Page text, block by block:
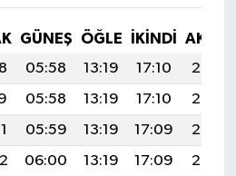
GÜNEŞ ÖĞLE İKINDI
05:58 13:19 17:10
20:30
05:58 13:19 17:10
20:30
05:59 13:19 17:09
20:29
06:00 13:19 17:09
20:28